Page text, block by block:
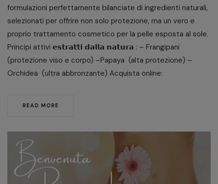
formulazioni perfettamente bilanciate di ingredienti naturali,
selezionati per offrire non solo protezione, ma un vero e
proprio trattamento cosmetico per la pelle esposta al sole.
Principi attivi 𝗲𝘀𝘁𝗿𝗮𝘁𝘁𝗶 𝗱𝗮𝗹𝗹𝗮 𝗻𝗮𝘁𝘂𝗿𝗮 : – Frangipani
(protezione viso e corpo) –Papaya (alta protezione) –
Orchidea (ultra abbronzante) Acquista online:
READ MORE